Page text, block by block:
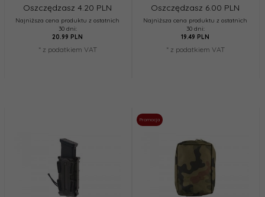
Oszczędzasz 4.20 PLN
Najniższa cena produktu z ostatnich
30 dni:
20.99 PLN
* z podatkiem VAT
Oszczędzasz 6.00 PLN
Najniższa cena produktu z ostatnich
30 dni:
19.49 PLN
* z podatkiem VAT
Promocja